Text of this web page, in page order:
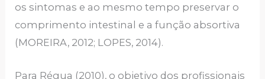
os sintomas e ao mesmo tempo preservar o
comprimento intestinal e a função absortiva
(MOREIRA, 2012; LOPES, 2014).
Para Régua (2010), o objetivo dos profissionais